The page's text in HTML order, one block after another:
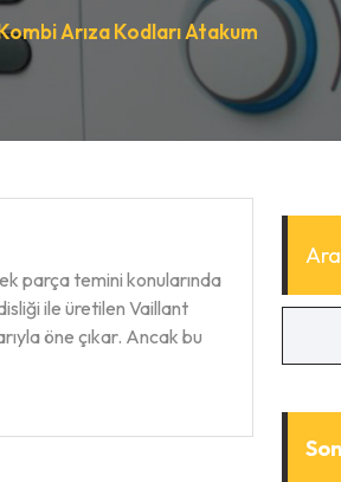
Arıza Kodları Atakum
parça temini konularında
ile üretilen Vaillant
öne çıkar. Ancak bu
Ara